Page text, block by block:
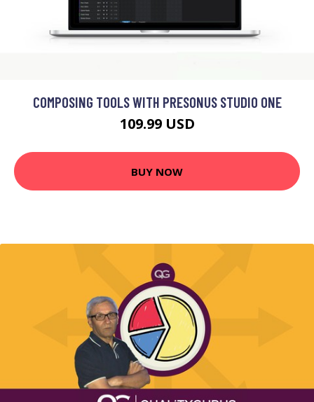
COMPOSING TOOLS WITH PRESONUS STUDIO ONE
109.99 USD
BUY NOW